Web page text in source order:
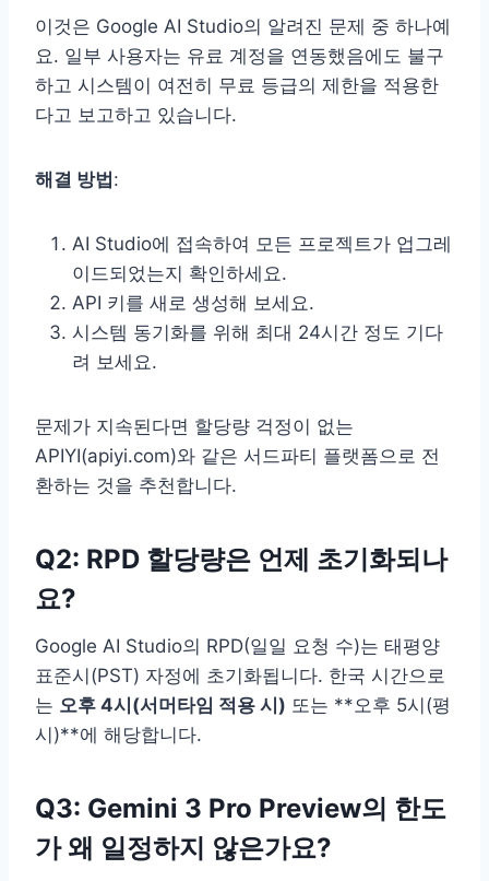
이것은 Google AI Studio의 알려진 문제 중 하나예
요. 일부 사용자는 유료 계정을 연동했음에도 불구
하고 시스템이 여전히 무료 등급의 제한을 적용한
다고 보고하고 있습니다.
해결 방법:
AI Studio에 접속하여 모든 프로젝트가 업그레
이드되었는지 확인하세요.
API 키를 새로 생성해 보세요.
시스템 동기화를 위해 최대 24시간 정도 기다
려 보세요.
문제가 지속된다면 할당량 걱정이 없는
APIYI(apiyi.com)와 같은 서드파티 플랫폼으로 전
환하는 것을 추천합니다.
Q2: RPD 할당량은 언제 초기화되나
요?
Google AI Studio의 RPD(일일 요청 수)는 태평양
표준시(PST) 자정에 초기화됩니다. 한국 시간으로
는 오후 4시(서머타임 적용 시) 또는 **오후 5시(평
시)**에 해당합니다.
Q3: Gemini 3 Pro Preview의 한도
가 왜 일정하지 않은가요?